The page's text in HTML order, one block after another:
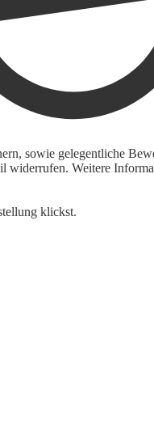
sowie gelegentliche
Weitere
klickst.